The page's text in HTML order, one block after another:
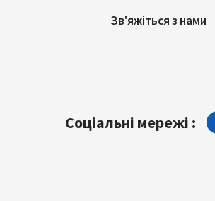
Зв'яжіться з нами
Соціальні мережі :